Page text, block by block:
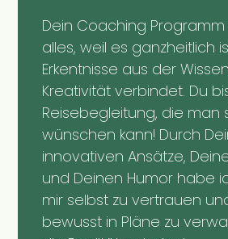
Dein Coaching
alles, weil es ganzheitlich
Erkentnisse aus der
Kreativität verbindet. Du
Reisebegleitung, die man
wünschen kann! Durch
innovativen Ansätze,
und Deinen Humor habe
mir selbst zu vertrauen
bewusst in Pläne zu